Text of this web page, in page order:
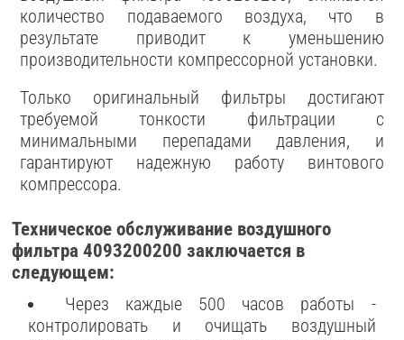
количество подаваемого воздуха, что в
результате приводит к уменьшению
производительности компрессорной установки.
Только оригинальный фильтры достигают
требуемой тонкости фильтрации с
минимальными перепадами давления, и
гарантируют надежную работу винтового
компрессора.
Техническое обслуживание воздушного
фильтра 4093200200 заключается в
следующем:
Через каждые 500 часов работы -
контролировать и очищать воздушный